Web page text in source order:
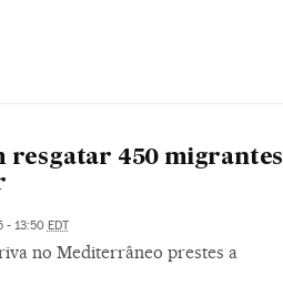
resgatar 450 migrantes
- 13:50 EDT
no Mediterrâneo prestes a